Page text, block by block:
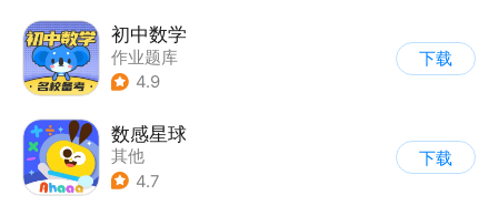
初中数学
作业题库
4.9
下载
数感星球
其他
4.7
下载